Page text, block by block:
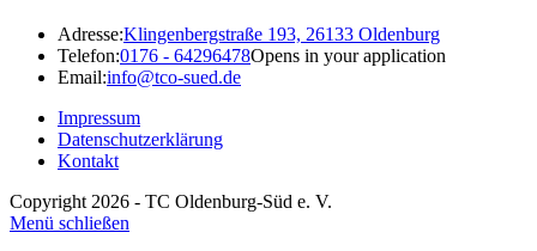
Adresse:Klingenbergstraße 193, 26133 Oldenburg
Telefon:0176 - 64296478Opens in your application
Email:info@tco-sued.de
Impressum
Datenschutzerklärung
Kontakt
Copyright 2026 - TC Oldenburg-Süd e. V.
Menü schließen